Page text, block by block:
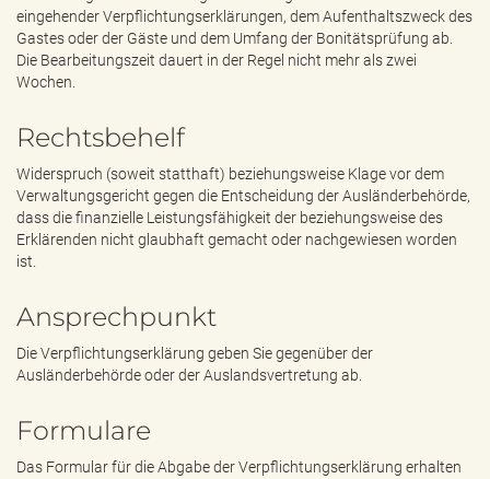
eingehender Verpflichtungserklärungen, dem Aufenthaltszweck des
Gastes oder der Gäste und dem Umfang der Bonitätsprüfung ab.
Die Bearbeitungszeit dauert in der Regel nicht mehr als zwei
Wochen.
Rechtsbehelf
Widerspruch (soweit statthaft) beziehungsweise Klage vor dem
Verwaltungsgericht gegen die Entscheidung der Ausländerbehörde,
dass die finanzielle Leistungsfähigkeit der beziehungsweise des
Erklärenden nicht glaubhaft gemacht oder nachgewiesen worden
ist.
Ansprechpunkt
Die Verpflichtungserklärung geben Sie gegenüber der
Ausländerbehörde oder der Auslandsvertretung ab.
Formulare
Das Formular für die Abgabe der Verpflichtungserklärung erhalten